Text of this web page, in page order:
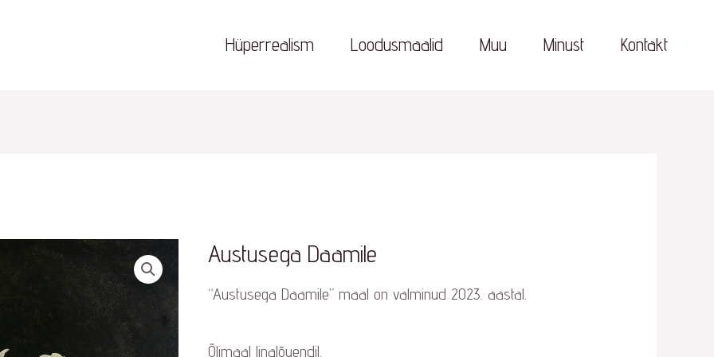
Hüperrealism Loodusmaalid Muu Minust Kontakt
Austusega Daamile
“Austusega Daamile” maal on valminud 2023. aastal.
Õlimaal linalõuendil.